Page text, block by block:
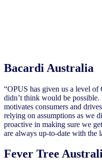
Bacardi Australia
“OPUS has given us a level of
didn’t think would be
motivates consumers and
relying on assumptions as we
proactive in making sure we
are always up-to-date with the
Fever Tree